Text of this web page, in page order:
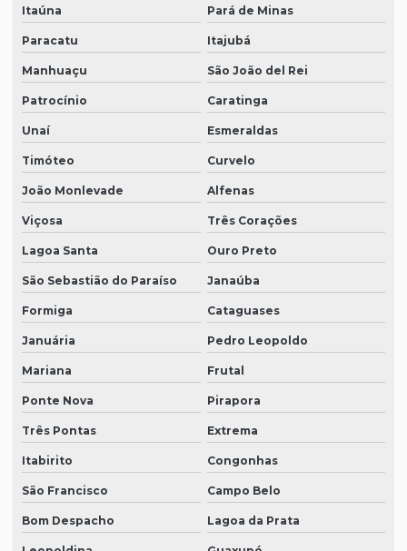
Itaúna Pará de Minas
Paracatu Itajubá
Manhuaçu São João del Rei
Patrocínio Caratinga
Unaí Esmeraldas
Timóteo Curvelo
João Monlevade Alfenas
Viçosa Três Corações
Lagoa Santa Ouro Preto
São Sebastião do Paraíso Janaúba
Formiga Cataguases
Januária Pedro Leopoldo
Mariana Frutal
Ponte Nova Pirapora
Três Pontas Extrema
Itabirito Congonhas
São Francisco Campo Belo
Bom Despacho Lagoa da Prata